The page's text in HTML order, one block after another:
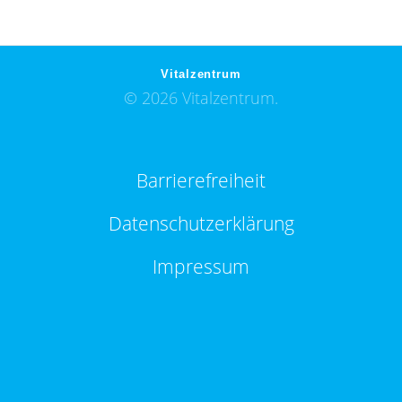
Vitalzentrum
© 2026 Vitalzentrum.
Barrierefreiheit
Datenschutzerklärung
Impressum